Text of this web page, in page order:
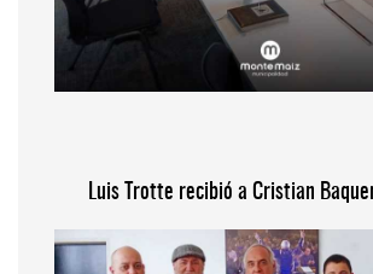
Luis Trotte recibió a Cristian